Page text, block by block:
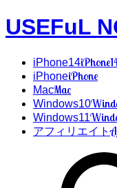
USEFuL
iPhone14
iPhoneiPhone
MacMac
Windows10
Windows11
アフィリエイト